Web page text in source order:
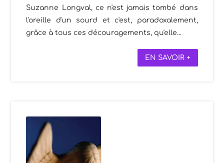
Suzanne Longval, ce n'est jamais tombé dans
l'oreille d'un sourd et c'est, paradoxalement,
grâce à tous ces découragements, qu'elle...
EN SAVOIR +